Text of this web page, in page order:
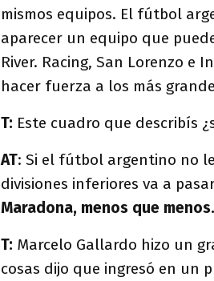
mismos equipos. El fútbol
aparecer un equipo que
River. Racing, San Lorenzo e
hacer fuerza a los más
T: Este cuadro que describís
AT: Si el fútbol argentino no
divisiones inferiores va a
Maradona, menos que menos.
T: Marcelo Gallardo hizo un
cosas dijo que ingresó en un